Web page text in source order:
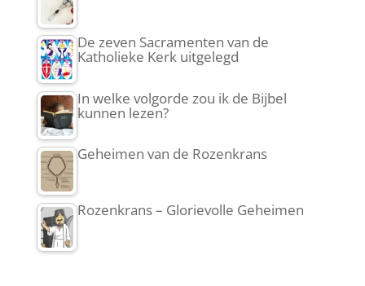
De zeven Sacramenten van de
Katholieke Kerk uitgelegd
In welke volgorde zou ik de Bijbel
kunnen lezen?
Geheimen van de Rozenkrans
Rozenkrans – Glorievolle Geheimen